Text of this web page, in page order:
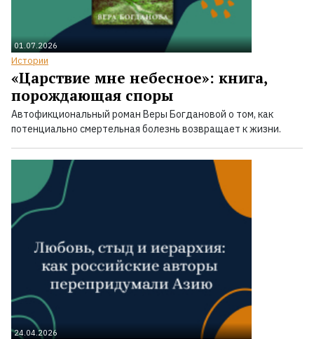
01.07.2026
Истории
«Царствие мне небесное»: книга,
порождающая споры
Автофикциональный роман Веры Богдановой о том, как
потенциально смертельная болезнь возвращает к жизни.
24.04.2026